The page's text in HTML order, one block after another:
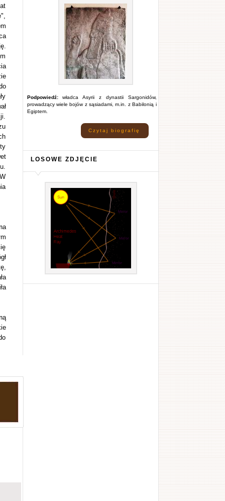
Podpowiedź:władca Asyrii z dynastii Sargonidów,
prowadzący wiele bojów z sąsiadami, m.in. z Babilonią i
Egiptem.
Czytaj biografię
LOSOWE ZDJĘCIE